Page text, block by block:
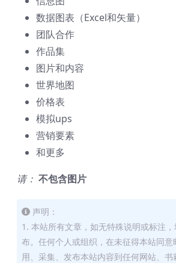
数据图表（Excel和矢量）
团队合作
作品集
图片和内容
世界地图
价格表
模拟ups
营销要素
和更多
请： 不包含图片
声明：
1. 本站所有文章，如无特殊说明或标注
布。任何个人或组织，在未征得本站同意
用、采集、发布本站内容到任何网站、